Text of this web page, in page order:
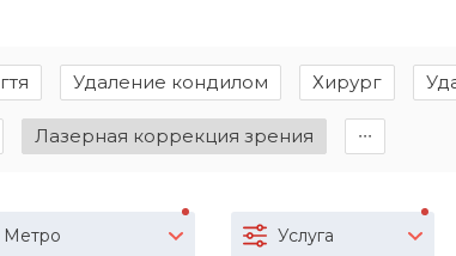
Удаление кондилом Хирург
Лазерная коррекция зрения ∙∙∙
Метро Услуга